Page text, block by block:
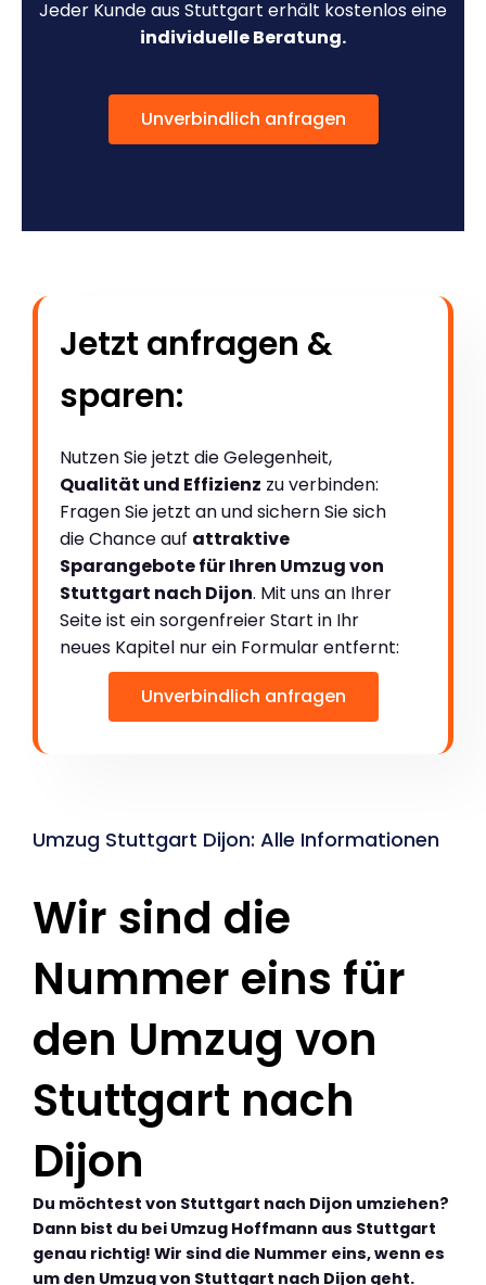
Jeder Kunde aus Stuttgart erhält kostenlos eine
individuelle Beratung.
Unverbindlich anfragen
Jetzt anfragen &
sparen:
Nutzen Sie jetzt die Gelegenheit,
Qualität und Effizienz zu verbinden:
Fragen Sie jetzt an und sichern Sie sich
die Chance auf attraktive
Sparangebote für Ihren Umzug von
Stuttgart nach Dijon. Mit uns an Ihrer
Seite ist ein sorgenfreier Start in Ihr
neues Kapitel nur ein Formular entfernt:
Unverbindlich anfragen
Umzug Stuttgart Dijon: Alle Informationen
Wir sind die
Nummer eins für
den Umzug von
Stuttgart nach
Dijon
Du möchtest von Stuttgart nach Dijon umziehen?
Dann bist du bei Umzug Hoffmann aus Stuttgart
genau richtig! Wir sind die Nummer eins, wenn es
um den Umzug von Stuttgart nach Dijon geht.